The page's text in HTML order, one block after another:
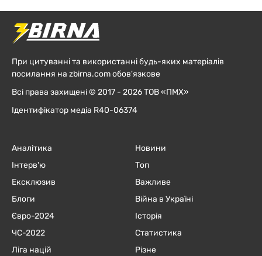
При цитуванні та використанні будь-яких матеріалів
посилання на zbirna.com обов'язкове
Всі права захищені © 2017 - 2026 ТОВ «ПМХ»
Ідентифікатор медіа R40-06374
Аналітика
Інтерв'ю
Ексклюзив
Блоги
Євро-2024
ЧC-2022
Ліга націй
Новини
Топ
Важливе
Війна в Україні
Історія
Статистика
Різне